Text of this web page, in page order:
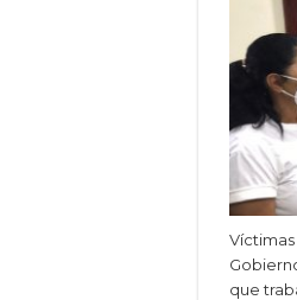
que